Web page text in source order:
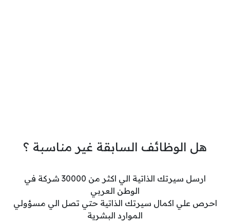
هل الوظائف السابقة غير مناسبة ؟
ارسل سيرتك الذاتية الي اكثر من 30000 شركة في
الوطن العربي
احرص علي اكمال سيرتك الذاتية حتي تصل الي مسؤولي
الموارد البشرية